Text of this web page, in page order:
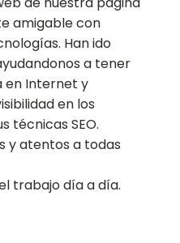
amigable con
Han ido
a tener
en Internet y
en los
técnicas SEO.
y atentos a todas
trabajo día a día.